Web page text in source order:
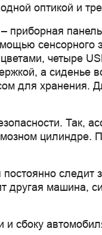
оптикой и
приборная
сенсорного
четыре
а сиденье
для хранения.
Так,
цилиндре.
следит
машина,
и сбоку